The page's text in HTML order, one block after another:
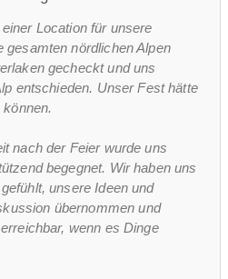
Location für unsere
gesamten nördlichen Alpen
gecheckt und uns
entschieden. Unser Fest hätte
nach der Feier wurde uns
begegnet. Wir haben uns
unsere Ideen und
übernommen und
wenn es Dinge